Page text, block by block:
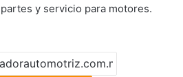
y servicio para motores.